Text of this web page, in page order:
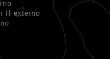
H externo